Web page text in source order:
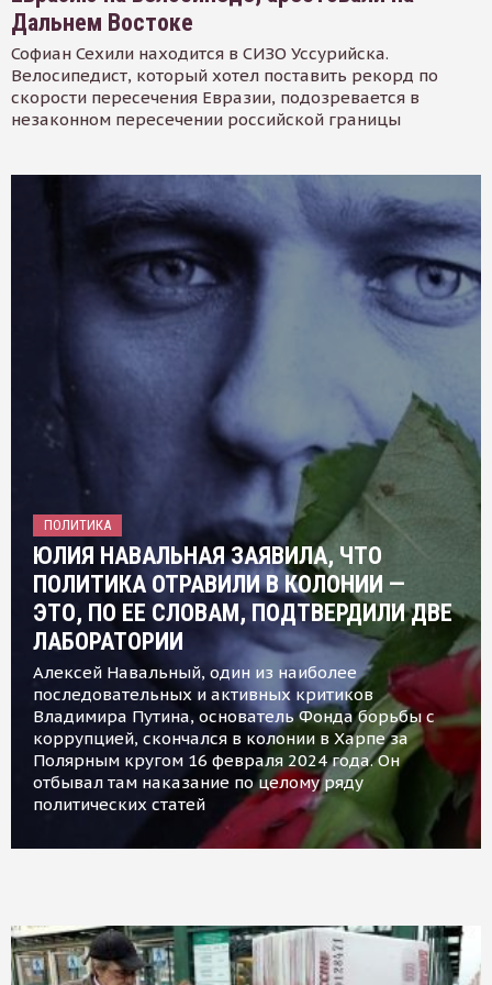
Дальнем Востоке
Софиан Сехили находится в СИЗО Уссурийска.
Велосипедист, который хотел поставить рекорд по
скорости пересечения Евразии, подозревается в
незаконном пересечении российской границы
ПОЛИТИКА
ЮЛИЯ НАВАЛЬНАЯ ЗАЯВИЛА, ЧТО
ПОЛИТИКА ОТРАВИЛИ В КОЛОНИИ —
ЭТО, ПО ЕЕ СЛОВАМ, ПОДТВЕРДИЛИ ДВЕ
ЛАБОРАТОРИИ
Алексей Навальный, один из наиболее
последовательных и активных критиков
Владимира Путина, основатель Фонда борьбы с
коррупцией, скончался в колонии в Харпе за
Полярным кругом 16 февраля 2024 года. Он
отбывал там наказание по целому ряду
политических статей